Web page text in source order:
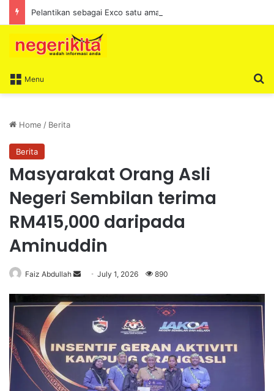
Menu
Home / Berita
Berita
Masyarakat Orang Asli
Negeri Sembilan terima
RM415,000 daripada
Aminuddin
Faiz Abdullah
n
n
e
m
July 1, 2026 890